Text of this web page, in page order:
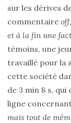
sur les dérives
commentaire off
et à la fin une
témoins, une
travaillé pour la
cette société
de 3 min 8 s,
ligne
mais tout de